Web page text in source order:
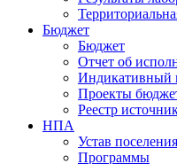
Бюджет
Бюджет
Отчет об
Индикативный
Проекты
Реестр
НПА
Устав поселения
Программы